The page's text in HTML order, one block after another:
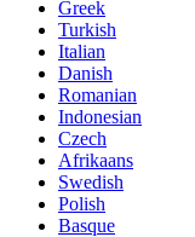
Greek
Turkish
Italian
Danish
Romanian
Indonesian
Czech
Afrikaans
Swedish
Polish
Basque